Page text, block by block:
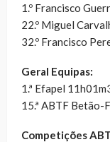
1.º Francisco
22.º Miguel
32.º Francisco
Geral Equipas:
1.ª Efapel
15.ª ABTF Betão-
Competições